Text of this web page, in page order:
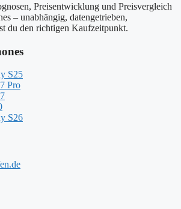
Preisentwicklung und Preisvergleich
– unabhängig, datengetrieben,
du den richtigen Kaufzeitpunkt.
S25
Pro
S26